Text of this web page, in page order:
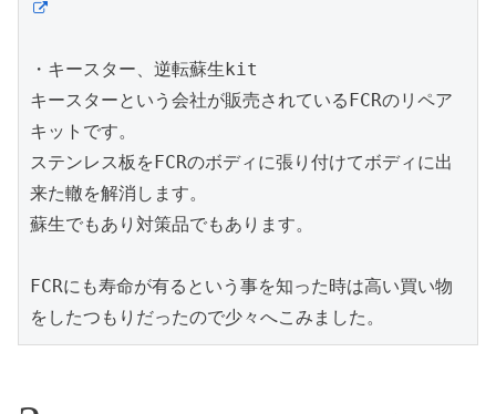
・キースター、逆転蘇生kit
キースターという会社が販売されているFCRのリペア
キットです。
ステンレス板をFCRのボディに張り付けてボディに出
来た轍を解消します。
蘇生でもあり対策品でもあります。
FCRにも寿命が有るという事を知った時は高い買い物
をしたつもりだったので少々へこみました。